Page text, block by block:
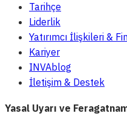
Tarihçe
Liderlik
Yatırımcı İlişkileri &
Kariyer
INVAblog
İletişim & Destek
Yasal Uyarı ve